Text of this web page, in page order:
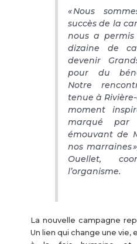
« Nous
succès de la
nous a
dizaine de
devenir
pour du
Notre
tenue à
moment
marqué par
émouvant de
nos marraines
Ouellet,
l’organisme.
La nouvelle campagne
Un lien qui change une vie,